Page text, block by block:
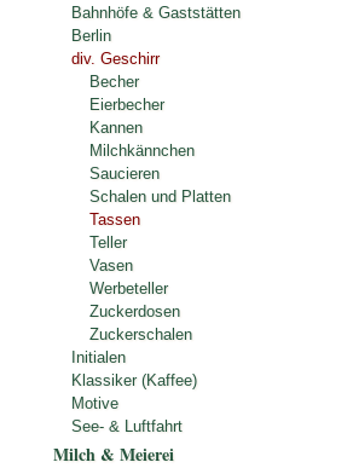
Bahnhöfe & Gaststätten
Berlin
div. Geschirr
Becher
Eierbecher
Kannen
Milchkännchen
Saucieren
Schalen und Platten
Tassen
Teller
Vasen
Werbeteller
Zuckerdosen
Zuckerschalen
Initialen
Klassiker (Kaffee)
Motive
See- & Luftfahrt
Milch & Meierei